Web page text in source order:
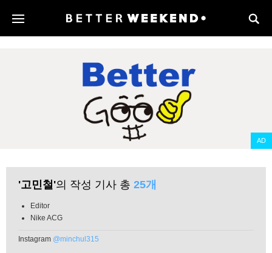
AD
'고민철'의 작성 기사 총 25개
Editor
Nike ACG
Instagram @minchul315